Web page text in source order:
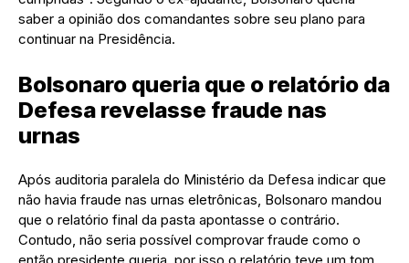
saber a opinião dos comandantes sobre seu plano para
continuar na Presidência.
Bolsonaro queria que o relatório da
Defesa revelasse fraude nas
urnas
Após auditoria paralela do Ministério da Defesa indicar que
não havia fraude nas urnas eletrônicas, Bolsonaro mandou
que o relatório final da pasta apontasse o contrário.
Contudo, não seria possível comprovar fraude como o